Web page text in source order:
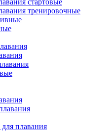
тренировочные
плавания